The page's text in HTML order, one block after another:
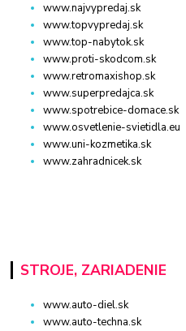
www.najvypredaj.sk
www.topvypredaj.sk
www.top-nabytok.sk
www.proti-skodcom.sk
www.retromaxishop.sk
www.superpredajca.sk
www.spotrebice-domace.sk
www.osvetlenie-svietidla.eu
www.uni-kozmetika.sk
www.zahradnicek.sk
STROJE, ZARIADENIE
www.auto-diel.sk
www.auto-techna.sk